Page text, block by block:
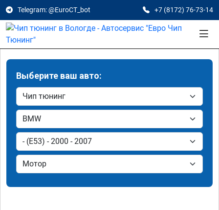
Telegram: @EuroCT_bot +7 (8172) 76-73-14
Выберите ваш авто: